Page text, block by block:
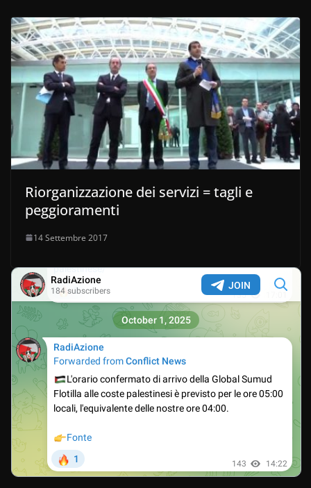
Riorganizzazione dei servizi = tagli e
peggioramenti
14 Settembre 2017